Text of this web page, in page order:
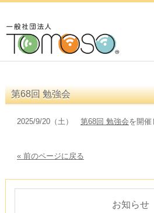
第68回 勉強会
2025/9/20（土） 第68回 勉強会を開催
« 前のページに戻る
お知らせ